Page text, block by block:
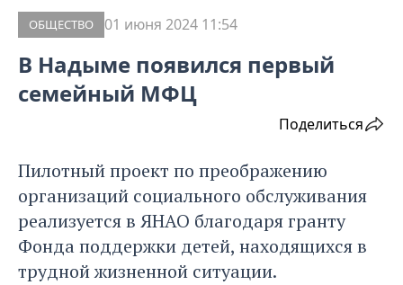
ОБЩЕСТВО 01 июня 2024 11:54
В Надыме появился первый
семейный МФЦ
Поделиться
Пилотный проект по преображению
организаций социального обслуживания
реализуется в ЯНАО благодаря гранту
Фонда поддержки детей, находящихся в
трудной жизненной ситуации.